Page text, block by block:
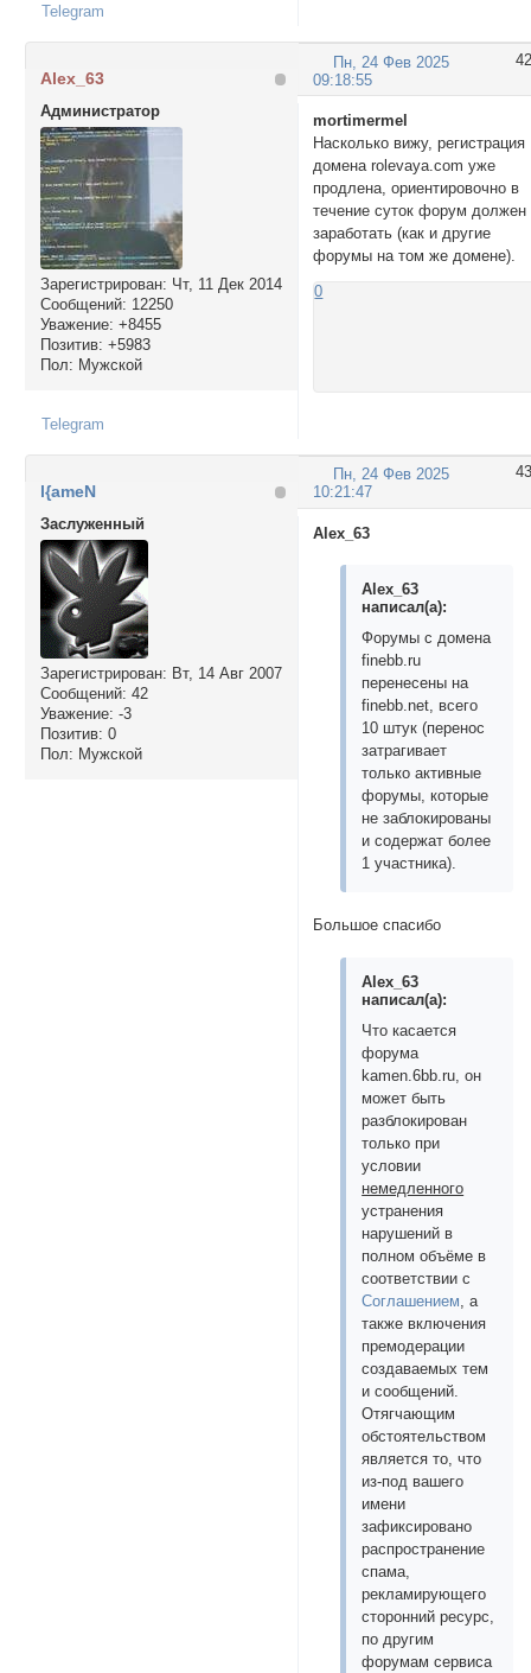
Telegram
42
Пн, 24 Фев 2025
09:18:55
Alex_63
Администратор
Зарегистрирован: Чт, 11 Дек 2014
Сообщений: 12250
Уважение: +8455
Позитив: +5983
Пол: Мужской
mortimermel
Насколько вижу, регистрация
домена rolevaya.com уже
продлена, ориентировочно в
течение суток форум должен
заработать (как и другие
форумы на том же домене).
0
Telegram
43
Пн, 24 Фев 2025
10:21:47
l{ameN
Заслуженный
Зарегистрирован: Вт, 14 Авг 2007
Сообщений: 42
Уважение: -3
Позитив: 0
Пол: Мужской
Alex_63
Alex_63
написал(а):
Форумы с домена
finebb.ru
перенесены на
finebb.net, всего
10 штук (перенос
затрагивает
только активные
форумы, которые
не заблокированы
и содержат более
1 участника).
Большое спасибо
Alex_63
написал(а):
Что касается
форума
kamen.6bb.ru, он
может быть
разблокирован
только при
условии
немедленного
устранения
нарушений в
полном объёме в
соответствии с
Соглашением , а
также включения
премодерации
создаваемых тем
и сообщений.
Отягчающим
обстоятельством
является то, что
из-под вашего
имени
зафиксировано
распространение
спама,
рекламирующего
сторонний ресурс,
по другим
форумам сервиса